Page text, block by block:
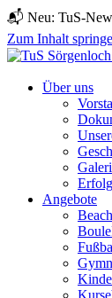
📬 Neu: TuS-
Zum Inhalt
Über uns
Angebote
Boule
Kurse